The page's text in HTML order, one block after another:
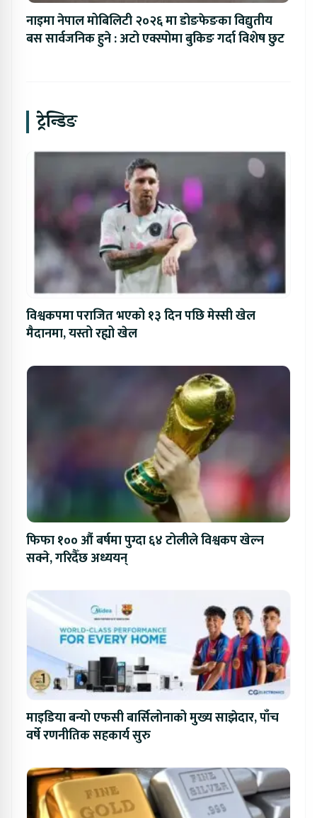
नाइमा नेपाल मोबिलिटी २०२६ मा डोङफेङका विद्युतीय
बस सार्वजनिक हुने : अटो एक्स्पोमा बुकिङ गर्दा विशेष छुट
ट्रेन्डिङ
विश्वकपमा पराजित भएको १३ दिन पछि मेस्सी खेल
मैदानमा, यस्तो रह्यो खेल
फिफा १०० औं बर्षमा पुग्दा ६४ टोलीले विश्वकप खेल्न
सक्ने, गरिदैँछ अध्ययन्
माइडिया बन्यो एफसी बार्सिलोनाको मुख्य साझेदार, पाँच
वर्षे रणनीतिक सहकार्य सुरु